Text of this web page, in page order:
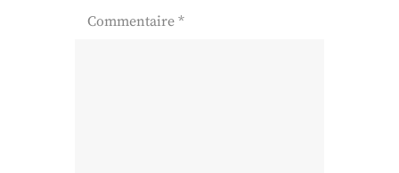
Commentaire *